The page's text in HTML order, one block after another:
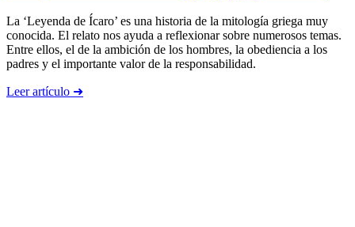
La ‘Leyenda de Ícaro’ es una historia de la mitología griega muy
conocida. El relato nos ayuda a reflexionar sobre numerosos temas.
Entre ellos, el de la ambición de los hombres, la obediencia a los
padres y el importante valor de la responsabilidad.
Leer artículo ➜